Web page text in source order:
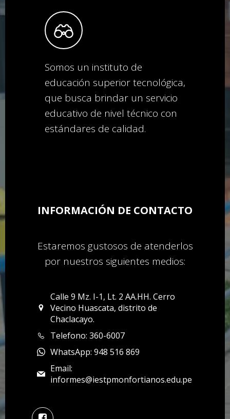
Somos un instituto de
educación superior tecnológica,
que busca brindar un servicio
educativo de nivel técnico con
estándares de calidad.
INFORMACIÓN DE CONTACTO
Estaremos gustosos de atenderlos
por nuestros siguientes medios:
Calle 9 Mz. I-1, Lt. 2 AA.HH. Cerro
Vecino Huascata, distrito de
Chaclacayo.
Telefono: 360-6007
WhatsApp: 948 516 869
Email:
informes@iestpmonfortianos.edu.pe